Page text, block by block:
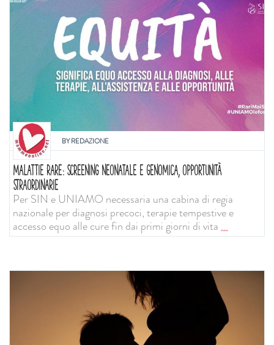
BYREDAZIONE
MALATTIE RARE: SCREENING NEONATALE E GENOMICA, OPPORTUNITÀ
STRAORDINARIE
Per SIN e UNIAMO necessaria una cabina di regia
nazionale per diagnosi precoci, terapie tempestive e
accesso equo alle cure fin dai primi giorni di vita ...